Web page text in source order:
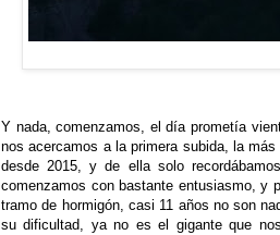
Y nada, comenzamos, el día prometía
nos acercamos a la primera subida, la
desde 2015, y de ella solo
comenzamos con bastante entusiasmo, y
tramo de hormigón, casi 11 años no son
su dificultad, ya no es el gigante que